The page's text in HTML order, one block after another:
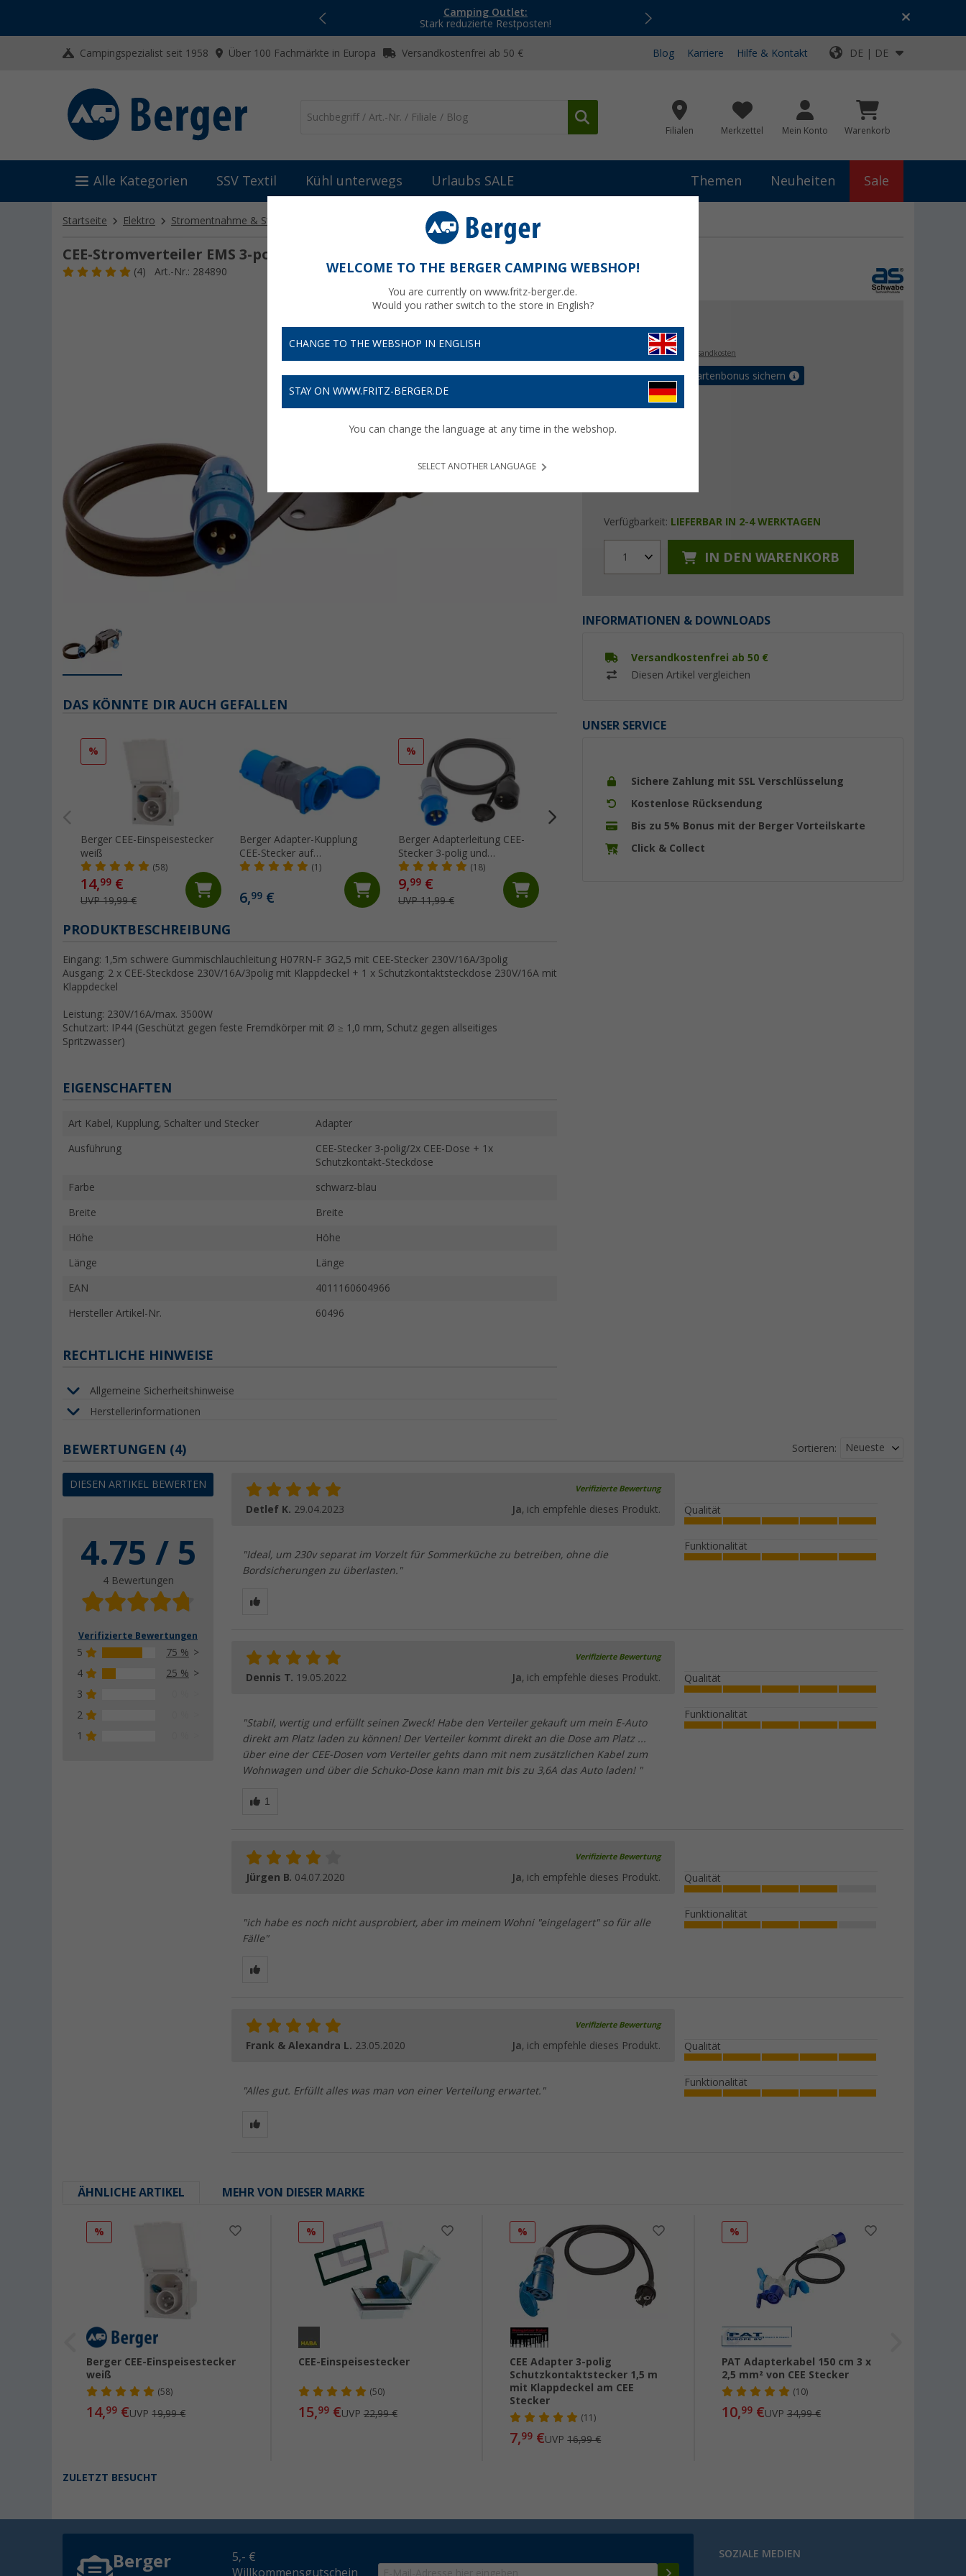
Camping Outlet:
Stark reduzierte Restposten!
Top-Deals für dein Abenteuer!
Campingspezialist seit 1958 Über 100 Fachmärkte in Europa Versandkostenfrei ab 50 € Blog Karriere Hilfe & Kontakt DE | DE
Filialen Merkzettel Mein Konto Warenkorb
Alle Kategorien SSV Textil Kühl unterwegs Urlaubs SALE Themen Neuheiten Sale
Startseite Elektro Stromentnahme & Stromeinspeisung CEE-Stecker & -Adapter CEE-Stromverteiler EMS 3-polig
CEE-Stromverteiler EMS 3-polig
(4) Art.-Nr.: 284890
42, €
Preise inkl. MwSt.,zzgl. Versandkosten
Bis zu 5% Vorteilskartenbonus sichern
Verfügbarkeit: LIEFERBAR IN 2-4 WERKTAGEN
1 IN DEN WARENKORB
INFORMATIONEN & DOWNLOADS
Versandkostenfrei ab 50 €
Diesen Artikel vergleichen
UNSER SERVICE
Sichere Zahlung mit SSL Verschlüsselung
Kostenlose Rücksendung
Bis zu 5% Bonus mit der Berger Vorteilskarte
Click & Collect
DAS KÖNNTE DIR AUCH GEFALLEN
%
Berger CEE-Einspeisestecker
weiß
(58)
14,99 €
UVP 19,99 €
Berger Adapter-Kupplung
CEE-Stecker auf
Schutzkontakt-Kupplung
(1)
6,99 €
%
Berger Adapterleitung CEE-
Stecker 3-polig und
Schutzkontakt-Kupplung 1,5
m
(18)
9,99 €
UVP 11,99 €
Kupplung und Schutzkontakt-
PRODUKTBESCHREIBUNG
Eingang: 1,5m schwere Gummischlauchleitung H07RN-F 3G2,5 mit CEE-Stecker 230V/16A/3polig
Ausgang: 2 x CEE-Steckdose 230V/16A/3polig mit Klappdeckel + 1 x Schutzkontaktsteckdose 230V/16A mit
Klappdeckel
Leistung: 230V/16A/max. 3500W
Schutzart: IP44 (Geschützt gegen feste Fremdkörper mit Ø ≥ 1,0 mm, Schutz gegen allseitiges
Spritzwasser)
EIGENSCHAFTEN
Art Kabel, Kupplung, Schalter und Stecker Adapter
Ausführung
CEE-Stecker 3-polig/2x CEE-Dose + 1x
Schutzkontakt-Steckdose
Farbe schwarz-blau
Breite Breite
Höhe Höhe
Länge Länge
EAN 4011160604966
Hersteller Artikel-Nr. 60496
RECHTLICHE HINWEISE
Allgemeine Sicherheitshinweise
Herstellerinformationen
BEWERTUNGEN (4)
DIESEN ARTIKEL BEWERTEN
4.75 / 5
4 Bewertungen
Verifizierte Bewertungen
5
75 %
4
25 %
3
2
1
Sortieren: Neueste
Verifizierte Bewertung
Detlef K. 29.04.2023 Ja, ich empfehle dieses Produkt.
"Ideal, um 230v separat im Vorzelt für Sommerküche zu betreiben, ohne die
Bordsicherungen zu überlasten."
Qualität
Funktionalität
Verifizierte Bewertung
Dennis T. 19.05.2022 Ja, ich empfehle dieses Produkt.
"Stabil, wertig und erfüllt seinen Zweck! Habe den Verteiler gekauft um mein E-Auto
direkt am Platz laden zu können! Der Verteiler kommt direkt an die Dose am Platz ...
über eine der CEE-Dosen vom Verteiler gehts dann mit nem zusätzlichen Kabel zum
Wohnwagen und über die Schuko-Dose kann man mit bis zu 3,6A das Auto laden! "
Qualität
Funktionalität
Verifizierte Bewertung
Jürgen B. 04.07.2020 Ja, ich empfehle dieses Produkt.
"ich habe es noch nicht ausprobiert, aber im meinem Wohni "eingelagert" so für alle
Fälle"
Qualität
Funktionalität
Verifizierte Bewertung
Frank & Alexandra L. 23.05.2020 Ja, ich empfehle dieses Produkt.
"Alles gut. Erfüllt alles was man von einer Verteilung erwartet."
Qualität
Funktionalität
ÄHNLICHE ARTIKEL MEHR VON DIESER MARKE
%
Berger CEE-Einspeisestecker
weiß
(58)
14,99 €UVP19,99 €
%
CEE-Einspeisestecker
(50)
15,99€UVP 22,99 €
%
CEE Adapter 3-polig
Schutzkontaktstecker 1,5 m
mit Klappdeckel am CEE
Stecker
(11)
7,99 €UVP16,99 €
%
PAT Adapterkabel 150 cm 3 x
2,5 mm² von CEE Stecker
(10)
10,99€UVP 34,99 €
ZULETZT BESUCHT
Berger
5,- €
Willkommensgutschein
SOZIALE MEDIEN
WELCOME TO THE BERGER CAMPING WEBSHOP!
You are currently on www.fritz-berger.de.
Would you rather switch to the store in English?
CHANGE TO THE WEBSHOP IN ENGLISH
STAY ON WWW.FRITZ-BERGER.DE
You can change the language at any time in the webshop.
SELECT ANOTHER LANGUAGE